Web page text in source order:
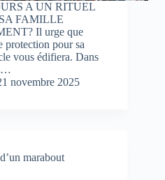
A UN RITUEL
FAMILLE
Il urge que
protection pour sa
vous édifiera. Dans
novembre 2025
marabout